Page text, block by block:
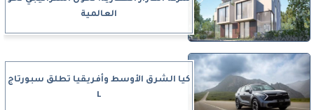
العالمية
كيا الشرق الأوسط وأفريقيا تطلق سبورتاج
L